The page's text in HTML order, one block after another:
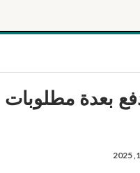
بعدة مطلوبات